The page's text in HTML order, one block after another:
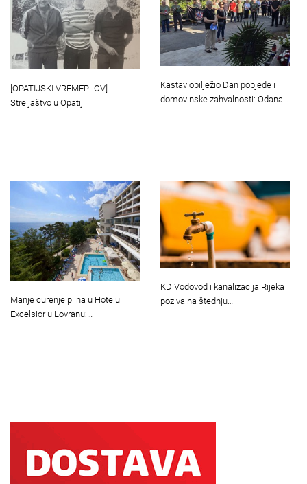
[OPATIJSKI VREMEPLOV]
Streljaštvo u Opatiji
Kastav obilježio Dan pobjede i
domovinske zahvalnosti: Odana…
Manje curenje plina u Hotelu
Excelsior u Lovranu:…
KD Vodovod i kanalizacija Rijeka
poziva na štednju…